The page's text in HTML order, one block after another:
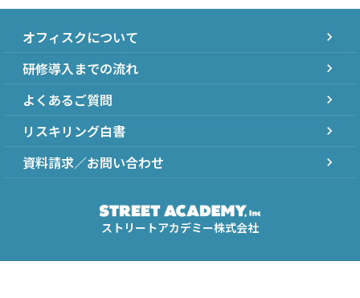
オフィスクについて chevron_right
研修導入までの流れ chevron_right
よくあるご質問 chevron_right
リスキリング白書 chevron_right
資料請求／お問い合わせ chevron_right
ストリートアカデミー株式会社